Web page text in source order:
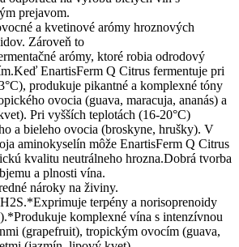
prejavom.
a kvetinové arómy hroznových
Zároveň to
arómy, ktoré robia odrodový
EnartisFerm Q Citrus fermentuje pri
produkuje pikantné a komplexné tóny
ovocia (guava, maracuja, ananás) a
Pri vyšších teplotách (16-20°C)
a bieleho ovocia (broskyne, hrušky). V
aminokyselín môže EnartisFerm Q Citrus
kvalitu neutrálneho hrozna.Dobrá tvorba
a plnosti vína.
nároky na živiny.
terpény a norisoprenoidy
komplexné vína s intenzívnou
(grapefruit), tropickým ovocím (guava,